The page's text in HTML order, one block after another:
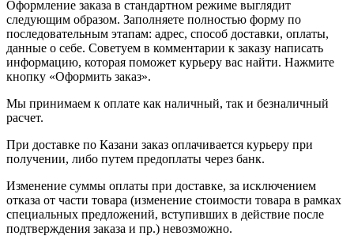
Оформление заказа в стандартном режиме выглядит
следующим образом. Заполняете полностью форму по
последовательным этапам: адрес, способ доставки, оплаты,
данные о себе. Советуем в комментарии к заказу написать
информацию, которая поможет курьеру вас найти. Нажмите
кнопку «Оформить заказ».
Мы принимаем к оплате как наличный, так и безналичный
расчет.
При доставке по Казани заказ оплачивается курьеру при
получении, либо путем предоплаты через банк.
Изменение суммы оплаты при доставке, за исключением
отказа от части товара (изменение стоимости товара в рамках
специальных предложений, вступивших в действие после
подтверждения заказа и пр.) невозможно.